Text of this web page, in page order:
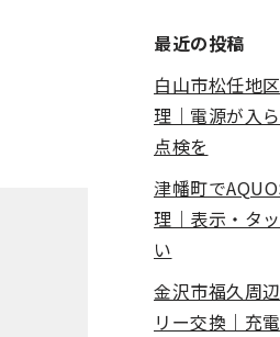
最近の投稿
白山市松任地
理｜電源が入
点検を
津幡町で
理｜表示・タ
い
金沢市福久周
リー交換｜充